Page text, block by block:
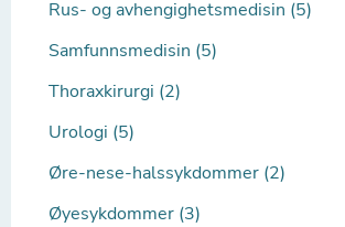
Rus- og avhengighetsmedisin (5)
Samfunnsmedisin (5)
Thoraxkirurgi (2)
Urologi (5)
Øre-nese-halssykdommer (2)
Øyesykdommer (3)